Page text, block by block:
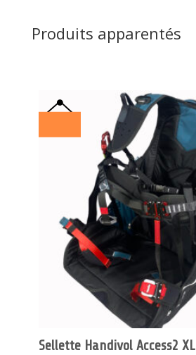
Produits apparentés
Sellette Handivol Access2 XL